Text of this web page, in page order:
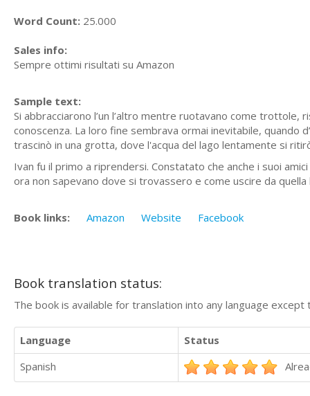
Word Count: 25.000
Sales info:
Sempre ottimi risultati su Amazon
Sample text:
Si abbracciarono l’un l’altro mentre ruotavano come
conoscenza. La loro fine sembrava ormai inevitabile, quando
trascinò in una grotta, dove l'acqua del lago lentamente si
Ivan fu il primo a riprendersi. Constatato che anche i suoi
ora non sapevano dove si trovassero e come uscire da
Book links: Amazon Website Facebook
Book translation status:
The book is available for translation into any language
Language
Status
Spanish